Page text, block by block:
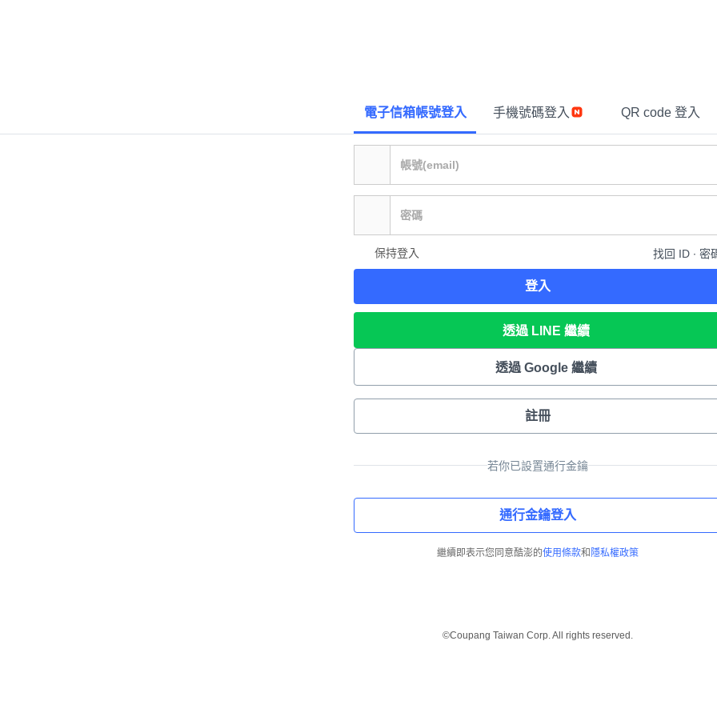
電子信箱帳號登入 手機號碼登入 QR code 登入
保持登入 找回 ID ∙ 密
登入
透過 LINE 繼續
透過 Google 繼續
註冊
若你已設置通行金鑰
通行金鑰登入
繼續即表示您同意酷澎的使用條款和 隱私權政策
©Coupang Taiwan Corp. All rights reserved.